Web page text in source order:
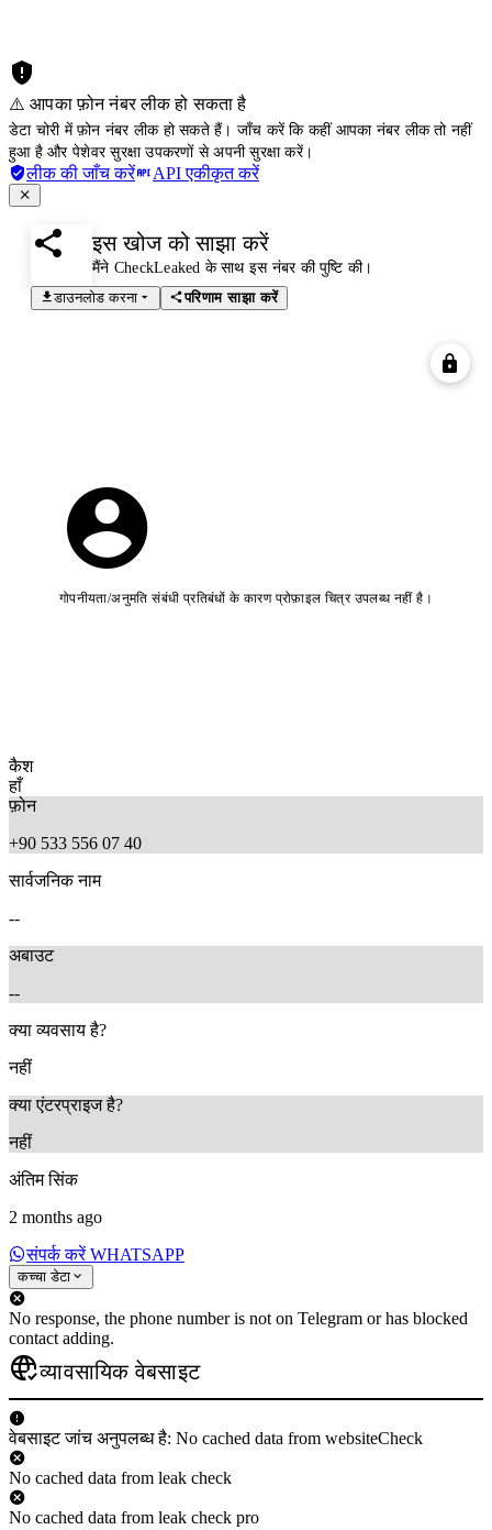
⚠️ आपका फ़ोन नंबर लीक हो सकता है
डेटा चोरी में फ़ोन नंबर लीक हो सकते हैं। जाँच करें कि कहीं आपका नंबर लीक तो नहीं
हुआ है और पेशेवर सुरक्षा उपकरणों से अपनी सुरक्षा करें।
लीक की जाँच करें API एकीकृत करें
इस खोज को साझा करें
मैंने CheckLeaked के साथ इस नंबर की पुष्टि की।
डाउनलोड करना
परिणाम साझा करें
गोपनीयता/अनुमति संबंधी प्रतिबंधों के कारण प्रोफ़ाइल चित्र उपलब्ध नहीं है।
कैश
हाँ
फ़ोन
+90 533 556 07 40
सार्वजनिक नाम
--
अबाउट
--
क्या व्यवसाय है?
नहीं
क्या एंटरप्राइज है?
नहीं
अंतिम सिंक
2 months ago
संपर्क करें WHATSAPP
कच्चा डेटा
No response, the phone number is not on Telegram or has blocked
contact adding.
व्यावसायिक वेबसाइट
वेबसाइट जांच अनुपलब्ध है: No cached data from websiteCheck
No cached data from leak check
No cached data from leak check pro